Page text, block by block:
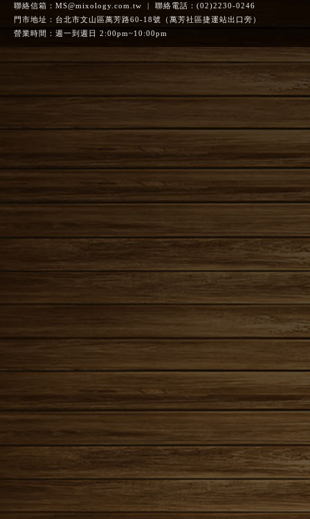
聯絡信箱： MS@mixology.com.tw | 聯絡電話：(02)2230-0246
門市地址：台北市文山區萬芳路60-18號（萬芳社區捷運站出口旁）
營業時間：週一到週日 2:00pm~10:00pm